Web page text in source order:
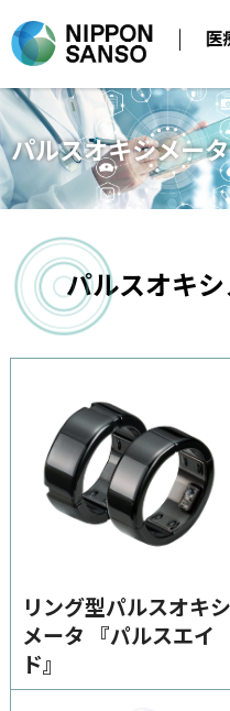
よくあるご質問
新規登録
メディカル事業
医療用ガス
医療機器
在宅医療
医療ガスパイピングシス
バイオ機器
グループ関係会社
各種活動
学会・展示会
医療ガス／医療機器／在
バイオ機器関連
製品・関連情報
医療用ガス
在宅医療
医療ガスパイピングシス
バイオ機器
高気圧酸素療法（HBOT）
カタログ・資料請求
医療用ガス
開発・サポート
メディカル・テクニカ
山梨事業所
パルスオキシメー
パルスオキ
リング型パルスオキシ
メータ 『パルスエイ
ド』